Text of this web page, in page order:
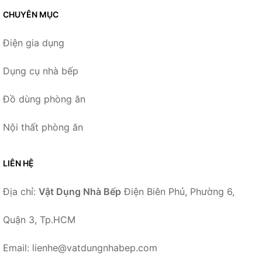
CHUYÊN MỤC
Điện gia dụng
Dụng cụ nhà bếp
Đồ dùng phòng ăn
Nội thất phòng ăn
LIÊN HỆ
Địa chỉ: Vật Dụng Nhà Bếp Điện Biên Phủ, Phường 6,
Quận 3, Tp.HCM
Email: lienhe@vatdungnhabep.com